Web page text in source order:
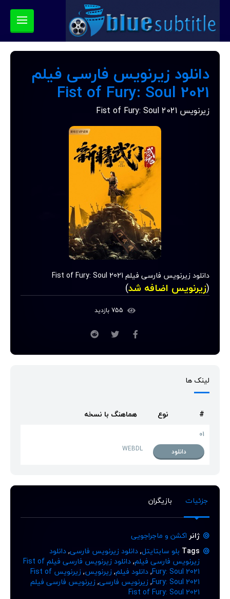
دانلود زیرنویس فارسی فیلم
Fist of Fury: Soul 2021
زیرنویس Fist of Fury: Soul 2021
دانلود زیرنویس فارسی فیلم Fist of Fury: Soul 2021
(زیرنویس اضافه شد)
لینک ها
# نوع هماهنگ با نسخه
01
دانلود
WEBDL
جزئیات بازیگران
ژانر اکشن و ماجراجویی
Tags بلو سابتایتل,دانلود زیرنویس فارسی,دانلود
زیرنویس فارسی فیلم,
دانلود زیرنویس فارسی فیلم Fist of
Fury: Soul 2021
,دانلود فیلم,زیرنویس,
زیرنویس Fist of
Fury: Soul 2021
,زیرنویس فارسی,زیرنویس فارسی فیلم
Fist of Fury: Soul 2021